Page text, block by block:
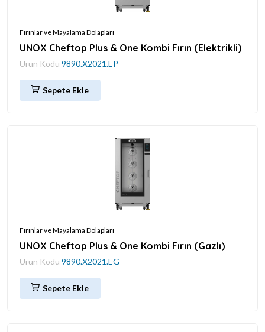
Fırınlar ve Mayalama Dolapları
UNOX Cheftop Plus & One Kombi Fırın (Elektrikli)
Ürün Kodu 9890.X2021.EP
Sepete Ekle
Fırınlar ve Mayalama Dolapları
UNOX Cheftop Plus & One Kombi Fırın (Gazlı)
Ürün Kodu 9890.X2021.EG
Sepete Ekle